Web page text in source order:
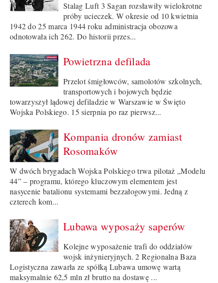
Stalag Luft 3 Sagan rozsławiły wielokrotne
próby ucieczek. W okresie od 10 kwietnia
1942 do 25 marca 1944 roku administracja obozowa
odnotowała ich 262. Do historii przes...
Powietrzna defilada
Przelot śmigłowców, samolotów szkolnych,
transportowych i bojowych będzie
towarzyszył lądowej defiladzie w Warszawie w Święto
Wojska Polskiego. 15 sierpnia po raz pierwsz...
Kompania dronów zamiast
Rosomaków
W dwóch brygadach Wojska Polskiego trwa pilotaż „Modelu
44” – programu, którego kluczowym elementem jest
nasycenie batalionu systemami bezzałogowymi. Jedną z
czterech kom...
Lubawa wyposaży saperów
Kolejne wyposażenie trafi do oddziałów
wojsk inżynieryjnych. 2 Regionalna Baza
Logistyczna zawarła ze spółką Lubawa umowę wartą
maksymalnie 62,5 mln zł brutto na dostawę ...